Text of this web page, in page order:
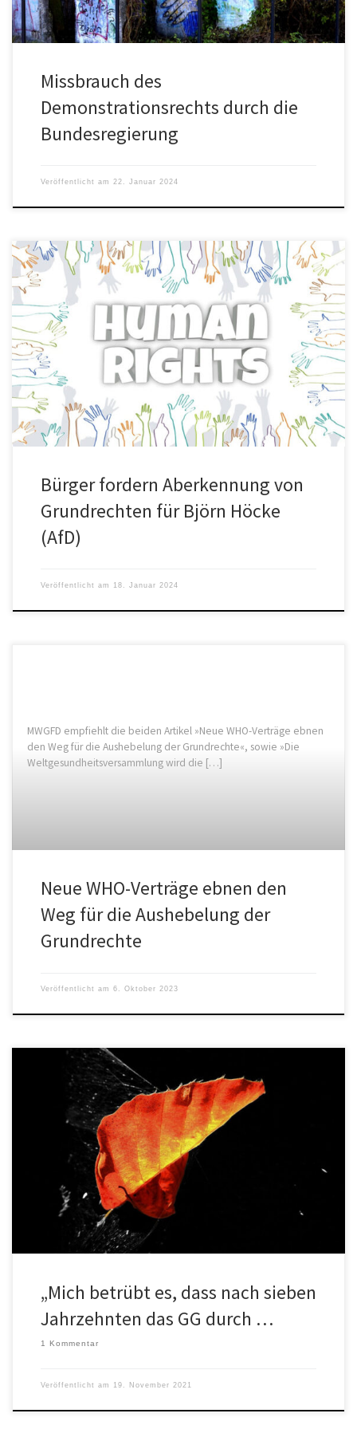
Missbrauch des
Demonstrationsrechts durch die
Bundesregierung
Veröffentlicht am 22. Januar 2024
„Während von Tagesschau über Spiegel bis zum ZDF alle ein AfD-
Verbot „prüfen“, mobilisieren Aktivisten bereits für eine Campact-
Petition, die dem […]
Bürger fordern Aberkennung von
Grundrechten für Björn Höcke
(AfD)
Veröffentlicht am 18. Januar 2024
MWGFD empfiehlt die beiden Artikel »Neue WHO-Verträge ebnen
den Weg für die Aushebelung der Grundrechte«, sowie »Die
Weltgesundheitsversammlung wird die […]
Neue WHO-Verträge ebnen den
Weg für die Aushebelung der
Grundrechte
Veröffentlicht am 6. Oktober 2023
Anekdoten zum Begräbnis der Demokratie. "Mich betrübt es, dass
nach sieben Jahrzehnten das GG durch das 2G abgelöst worden
„Mich betrübt es, dass nach sieben
Jahrzehnten das GG durch …
1 Kommentar
Veröffentlicht am 19. November 2021